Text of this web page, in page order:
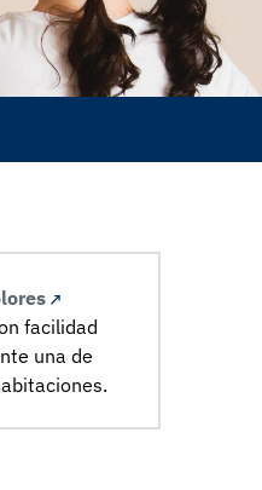
facilidad
una de